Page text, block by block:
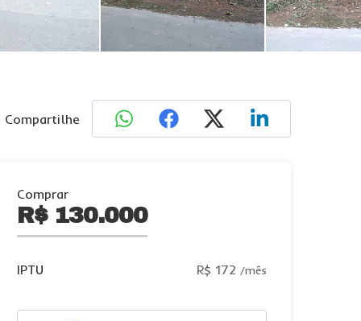
Compartilhe
Comprar
R$ 130.000
IPTU R$ 172 /mês